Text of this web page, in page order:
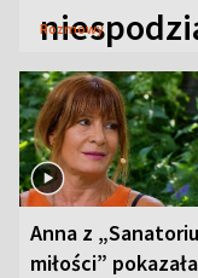
Rozmowy
Anna z
miłości” pokazała